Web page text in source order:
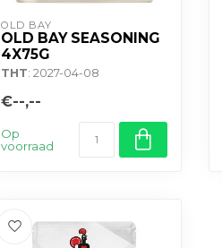
OLD BAY
OLD BAY SEASONING
4X75G
THT: 2027-04-08
€--,--
Op
voorraad